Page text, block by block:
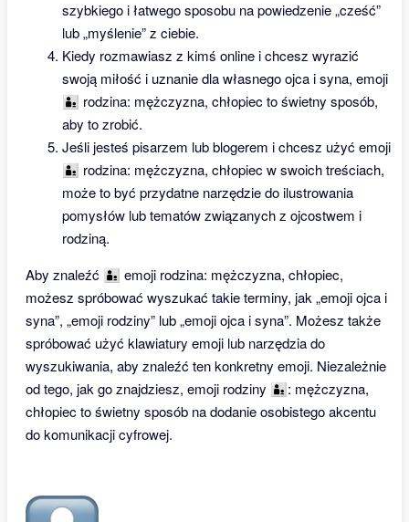
szybkiego i łatwego sposobu na powiedzenie „cześć”
lub „myślenie” z ciebie.
Kiedy rozmawiasz z kimś online i chcesz wyrazić
swoją miłość i uznanie dla własnego ojca i syna, emoji
👨‍👦 rodzina: mężczyzna, chłopiec to świetny sposób,
aby to zrobić.
Jeśli jesteś pisarzem lub blogerem i chcesz użyć emoji
👨‍👦 rodzina: mężczyzna, chłopiec w swoich treściach,
może to być przydatne narzędzie do ilustrowania
pomysłów lub tematów związanych z ojcostwem i
rodziną.
Aby znaleźć 👨‍👦 emoji rodzina: mężczyzna, chłopiec,
możesz spróbować wyszukać takie terminy, jak „emoji ojca i
syna”, „emoji rodziny” lub „emoji ojca i syna”. Możesz także
spróbować użyć klawiatury emoji lub narzędzia do
wyszukiwania, aby znaleźć ten konkretny emoji. Niezależnie
od tego, jak go znajdziesz, emoji rodziny 👨‍👦: mężczyzna,
chłopiec to świetny sposób na dodanie osobistego akcentu
do komunikacji cyfrowej.